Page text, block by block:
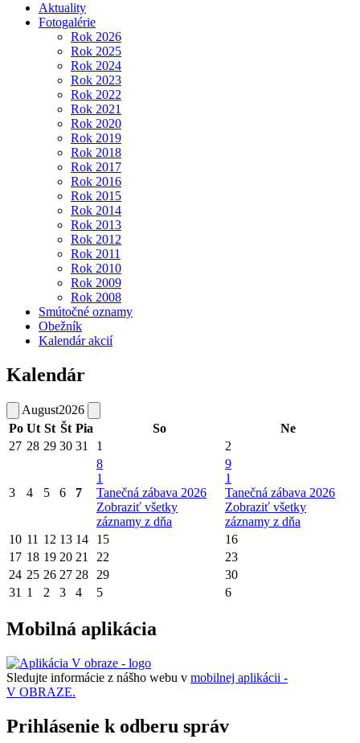
Aktuality
Fotogalérie
Rok 2026
Rok 2025
Rok 2024
Rok 2023
Rok 2022
Rok 2021
Rok 2020
Rok 2019
Rok 2018
Rok 2017
Rok 2016
Rok 2015
Rok 2014
Rok 2013
Rok 2012
Rok 2011
Rok 2010
Rok 2009
Rok 2008
Smútočné oznamy
Obežník
Kalendár akcií
Kalendár
August2026
Po Ut St Št Pia So
Ne
27 28 29 30 31 1 2
3 4 5 6 7
8
1
Tanečná zábava 2026
Zobraziť všetky
záznamy z dňa
9
1
Tanečná zábava 2026
Zobraziť všetky
záznamy z dňa
10 11 12 13 14 15
16
17 18 19 20 21 22
23
24 25 26 27 28 29
30
31 1 2 3 4 5 6
Mobilná aplikácia
Sledujte informácie z nášho webu v mobilnej aplikácii -
V OBRAZE.
Prihlásenie k odberu správ